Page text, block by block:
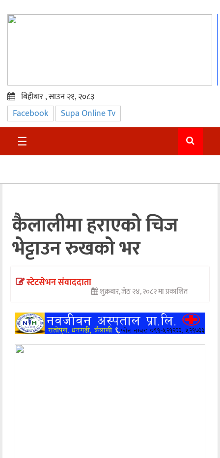
प्रमुख
समाचार
सुदुर
अन्तराष्ट्रिय
अन्तर्वार्ता
अर्थ
खेलकुद
अन्य
बिहीबार , साउन २१, २०८३
Facebook Supa Online Tv
☰
कैलालीमा हराएको चिज
भेट्टाउन रुखको भर
स्टेटसेभन संवाददाता
शुक्रबार, जेठ २४, २०८२ मा प्रकाशित